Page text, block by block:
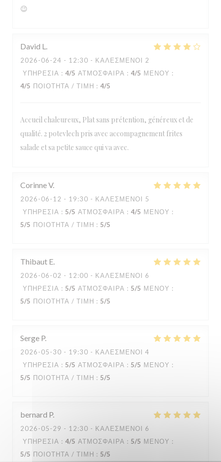
😉
David L
2026-06-24 - 12:30 - ΚΑΛΕΣΜΈΝΟΙ 2
ΥΠΗΡΕΣΊΑ : 4/5 ΑΤΜΌΣΦΑΙΡΑ : 4/5 ΜΕΝΟΎ :
4/5 ΠΟΙΌΤΗΤΑ / ΤΙΜΉ : 4/5
Accueil chaleureux, Plat sans prétention, généreux et de
qualité. 2 potevlech pris avec accompagnement frites
salade et sa petite sauce qui va avec.
CorinneV
2026-06-12 - 19:30 - ΚΑΛΕΣΜΈΝΟΙ 5
ΥΠΗΡΕΣΊΑ : 5/5 ΑΤΜΌΣΦΑΙΡΑ : 4/5 ΜΕΝΟΎ :
5/5 ΠΟΙΌΤΗΤΑ / ΤΙΜΉ : 5/5
Thibaut E
2026-06-02 - 12:00 - ΚΑΛΕΣΜΈΝΟΙ 6
ΥΠΗΡΕΣΊΑ : 5/5 ΑΤΜΌΣΦΑΙΡΑ : 5/5 ΜΕΝΟΎ :
5/5 ΠΟΙΌΤΗΤΑ / ΤΙΜΉ : 5/5
Serge P
2026-05-30 - 19:30 - ΚΑΛΕΣΜΈΝΟΙ 4
ΥΠΗΡΕΣΊΑ : 5/5 ΑΤΜΌΣΦΑΙΡΑ : 5/5 ΜΕΝΟΎ :
5/5 ΠΟΙΌΤΗΤΑ / ΤΙΜΉ : 5/5
bernard P
2026-05-29 - 12:30 - ΚΑΛΕΣΜΈΝΟΙ 6
ΥΠΗΡΕΣΊΑ : 4/5 ΑΤΜΌΣΦΑΙΡΑ : 5/5 ΜΕΝΟΎ :
5/5 ΠΟΙΌΤΗΤΑ / ΤΙΜΉ : 5/5
Estaminet Les quatre Chemins